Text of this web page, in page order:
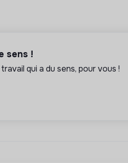
sens !
qui a du sens, pour vous !